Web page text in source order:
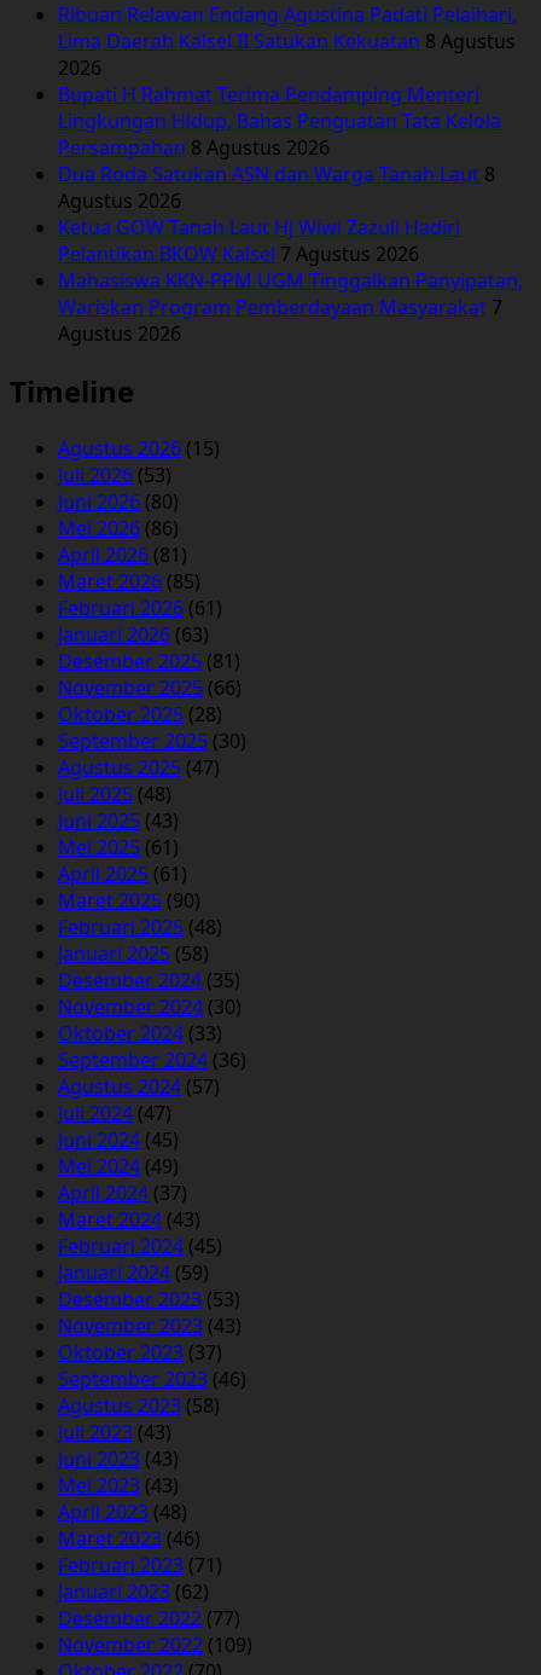
Ribuan Relawan Endang Agustina Padati Pelaihari,
Lima Daerah Kalsel II Satukan Kekuatan 8 Agustus
2026
Bupati H Rahmat Terima Pendamping Menteri
Lingkungan Hidup, Bahas Penguatan Tata Kelola
Persampahan 8 Agustus 2026
Dua Roda Satukan ASN dan Warga Tanah Laut 8
Agustus 2026
Ketua GOW Tanah Laut Hj Wiwi Zazuli Hadiri
Pelantikan BKOW Kalsel 7 Agustus 2026
Mahasiswa KKN-PPM UGM Tinggalkan Panyipatan,
Wariskan Program Pemberdayaan Masyarakat 7
Agustus 2026
Timeline
Agustus 2026 (15)
Juli 2026 (53)
Juni 2026 (80)
Mei 2026 (86)
April 2026 (81)
Maret 2026 (85)
Februari 2026 (61)
Januari 2026 (63)
Desember 2025 (81)
November 2025 (66)
Oktober 2025 (28)
September 2025 (30)
Agustus 2025 (47)
Juli 2025 (48)
Juni 2025 (43)
Mei 2025 (61)
April 2025 (61)
Maret 2025 (90)
Februari 2025 (48)
Januari 2025 (58)
Desember 2024 (35)
November 2024 (30)
Oktober 2024 (33)
September 2024 (36)
Agustus 2024 (57)
Juli 2024 (47)
Juni 2024 (45)
Mei 2024 (49)
April 2024 (37)
Maret 2024 (43)
Februari 2024 (45)
Januari 2024 (59)
Desember 2023 (53)
November 2023 (43)
Oktober 2023 (37)
September 2023 (46)
Agustus 2023 (58)
Juli 2023 (43)
Juni 2023 (43)
Mei 2023 (43)
April 2023 (48)
Maret 2023 (46)
Februari 2023 (71)
Januari 2023 (62)
Desember 2022 (77)
November 2022 (109)